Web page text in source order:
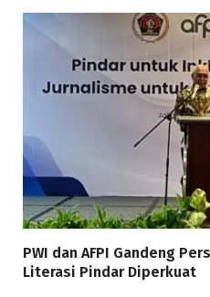
PWI dan AFPI Gandeng
Literasi Pindar Diperkuat